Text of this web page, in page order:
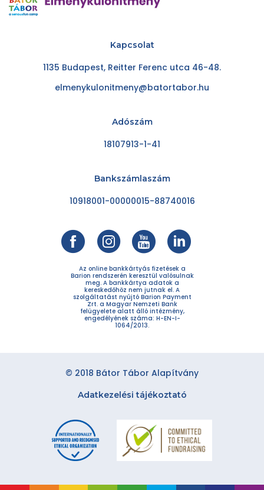
Kapcsolat
1135 Budapest, Reitter Ferenc utca 46-48.
elmenykulonitmeny@batortabor.hu
Adószám
18107913-1-41
Bankszámlaszám
10918001-00000015-88740016
Az online bankkártyás fizetések a
Barion rendszerén keresztül valósulnak
meg. A bankkártya adatok a
kereskedőhöz nem jutnak el. A
szolgáltatást nyújtó Barion Payment
Zrt. a Magyar Nemzeti Bank
felügyelete alatt álló intézmény,
engedélyének száma: H-EN-I-
1064/2013.
© 2018 Bátor Tábor Alapítvány
Adatkezelési tájékoztató